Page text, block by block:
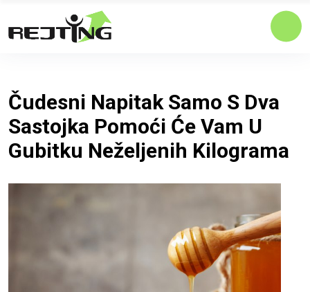
Čudesni Napitak Samo S Dva
Sastojka Pomoći Će Vam U
Gubitku Neželjenih Kilograma